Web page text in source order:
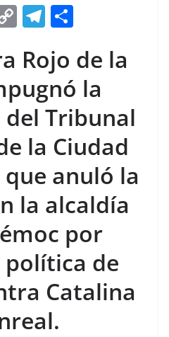
C
p
y
Li
n
k
T
e
gr
a
m
ar
e
Rojo de la
la
Tribunal
la Ciudad
anuló la
la alcaldía
por
de
Catalina